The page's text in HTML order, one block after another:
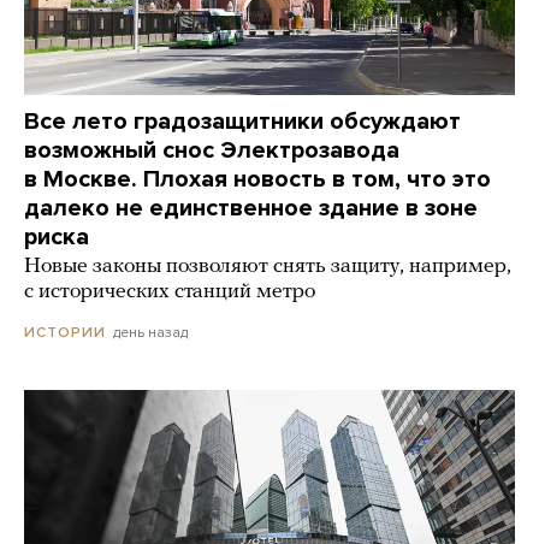
Все лето градозащитники обсуждают
возможный снос Электрозавода
в Москве. Плохая новость в том, что это
далеко не единственное здание в зоне
риска
Новые законы позволяют снять защиту, например,
с исторических станций метро
ИСТОРИИ день назад